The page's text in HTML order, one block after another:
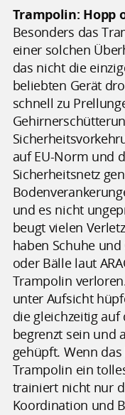
Trampolin: Hopp
Besonders das
einer solchen
das nicht die
beliebten Gerät
schnell zu
auf EU-Norm und
Sicherheitsnetz
und es nicht
beugt vielen
haben Schuhe
oder Bälle laut
Trampolin
unter Aufsicht
die gleichzeitig
begrenzt sein und
gehüpft. Wenn
Trampolin ein
trainiert nicht nur
Koordination und